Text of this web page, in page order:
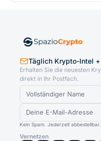
Täglich Krypto-Intel
Erhalten Sie die neuesten
direkt in Ihr Postfach.
Kein Spam. Jederzeit abbestellbar.
Vernetzen